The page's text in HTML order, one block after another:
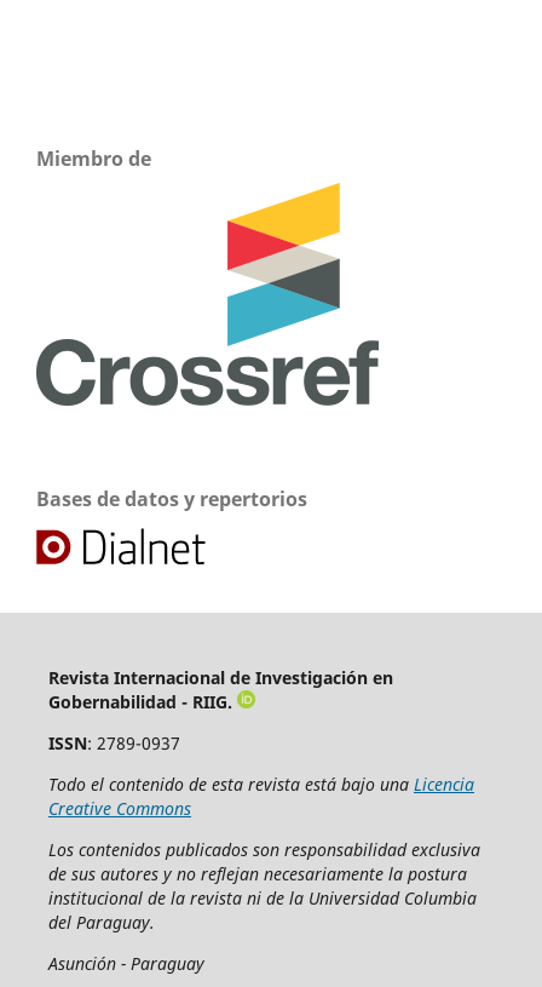
Miembro de
Bases de datos y repertorios
Revista Internacional de Investigación en
Gobernabilidad - RIIG.
ISSN: 2789-0937
Todo el contenido de esta revista está bajo una Licencia
Creative Commons
Los contenidos publicados son responsabilidad exclusiva
de sus autores y no reflejan necesariamente la postura
institucional de la revista ni de la Universidad Columbia
del Paraguay.
Asunción - Paraguay